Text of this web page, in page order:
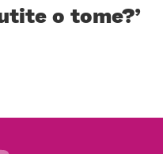
o tome?’